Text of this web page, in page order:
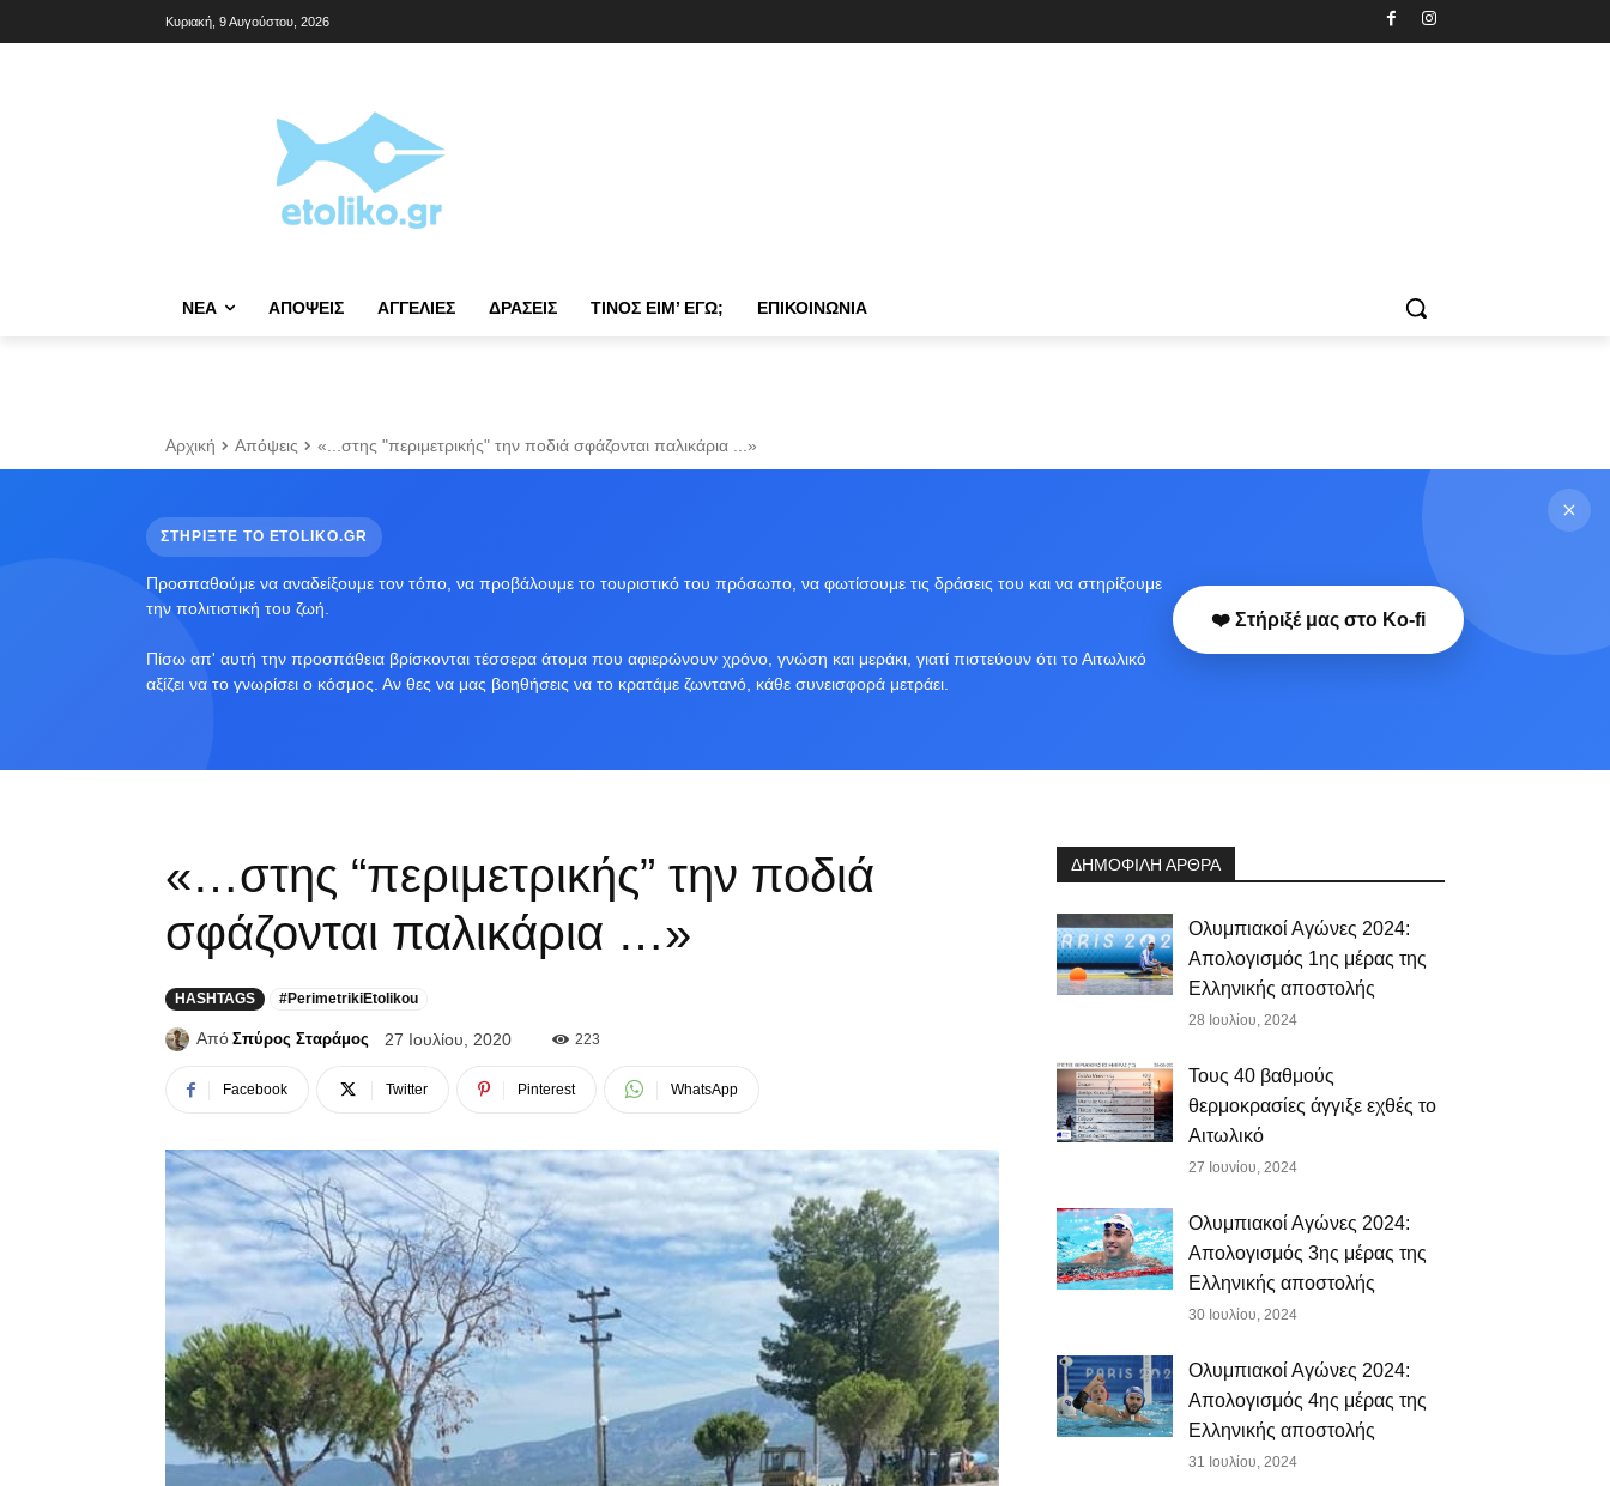
Κυριακή, 9 Αυγούστου, 2026
NΈΑ ΑΠΌΨΕΙΣ ΑΓΓΕΛΊΕΣ ΔΡΆΣΕΙΣ ΤΊΝΟΣ ΕΊΜ’ ΕΓΏ; ΕΠΙΚΟΙΝΩΝΊΑ
Αρχική Απόψεις «...στης "περιμετρικής" την ποδιά σφάζονται παλικάρια ...»
ΣΤΗΡΙΞΤΕ ΤΟ ETOLIKO.GR
Προσπαθούμε να αναδείξουμε τον τόπο, να προβάλουμε το τουριστικό του πρόσωπο, να φωτίσουμε τις δράσεις του και να στηρίξουμε
την πολιτιστική του ζωή.
Πίσω απ' αυτή την προσπάθεια βρίσκονται τέσσερα άτομα που αφιερώνουν χρόνο, γνώση και μεράκι, γιατί πιστεύουν ότι το Αιτωλικό
αξίζει να το γνωρίσει ο κόσμος. Αν θες να μας βοηθήσεις να το κρατάμε ζωντανό, κάθε συνεισφορά μετράει.
❤️ Στήριξέ μας στο Ko-fi
«…στης “περιμετρικής” την ποδιά
σφάζονται παλικάρια …»
HASHTAGS #PerimetrikiEtolikou
Από Σπύρος Σταράμος 27 Ιουλίου, 2020 223
Facebook Twitter Pinterest WhatsApp
ΔΗΜΟΦΙΛΗ ΑΡΘΡΑ
Ολυμπιακοί Αγώνες 2024:
Απολογισμός 1ης μέρας της
Ελληνικής αποστολής
28 Ιουλίου, 2024
Τους 40 βαθμούς
θερμοκρασίες άγγιξε εχθές το
Αιτωλικό
27 Ιουνίου, 2024
Ολυμπιακοί Αγώνες 2024:
Απολογισμός 3ης μέρας της
Ελληνικής αποστολής
30 Ιουλίου, 2024
Ολυμπιακοί Αγώνες 2024:
Απολογισμός 4ης μέρας της
Ελληνικής αποστολής
31 Ιουλίου, 2024